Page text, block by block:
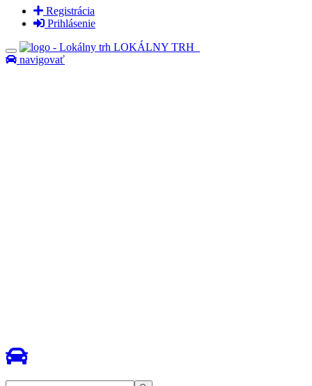
Registrácia
Prihlásenie
LOKÁLNY TRH
navigovať